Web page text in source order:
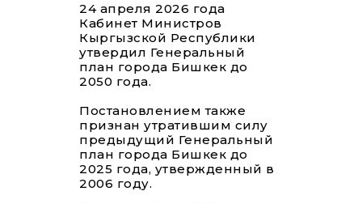
24 апреля 2026 года
Кабинет Министров
Кыргызской Республики
утвердил Генеральный
план города Бишкек до
2050 года.
Постановлением также
признан утратившим силу
предыдущий Генеральный
план города Бишкек до
2025 года, утвержденный в
2006 году.